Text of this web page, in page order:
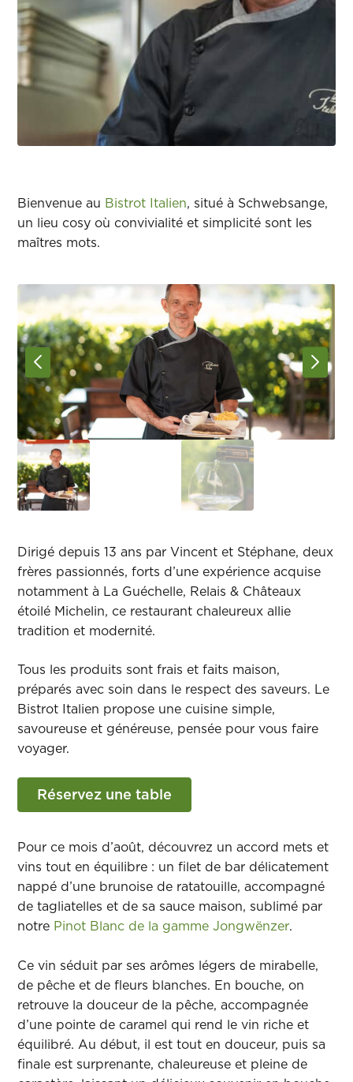
Bienvenue au Bistrot Italien, situé à Schwebsange,
un lieu cosy où convivialité et simplicité sont les
maîtres mots.
Dirigé depuis 13 ans par Vincent et Stéphane, deux
frères passionnés, forts d’une expérience acquise
notamment à La Guéchelle, Relais & Châteaux
étoilé Michelin, ce restaurant chaleureux allie
tradition et modernité.
Tous les produits sont frais et faits maison,
préparés avec soin dans le respect des saveurs. Le
Bistrot Italien propose une cuisine simple,
savoureuse et généreuse, pensée pour vous faire
voyager.
Réservez une table
Pour ce mois d’août, découvrez un accord mets et
vins tout en équilibre : un filet de bar délicatement
nappé d’une brunoise de ratatouille, accompagné
de tagliatelles et de sa sauce maison, sublimé par
notre Pinot Blanc de la gamme Jongwënzer.
Ce vin séduit par ses arômes légers de mirabelle,
de pêche et de fleurs blanches. En bouche, on
retrouve la douceur de la pêche, accompagnée
d’une pointe de caramel qui rend le vin riche et
équilibré. Au début, il est tout en douceur, puis sa
finale est surprenante, chaleureuse et pleine de